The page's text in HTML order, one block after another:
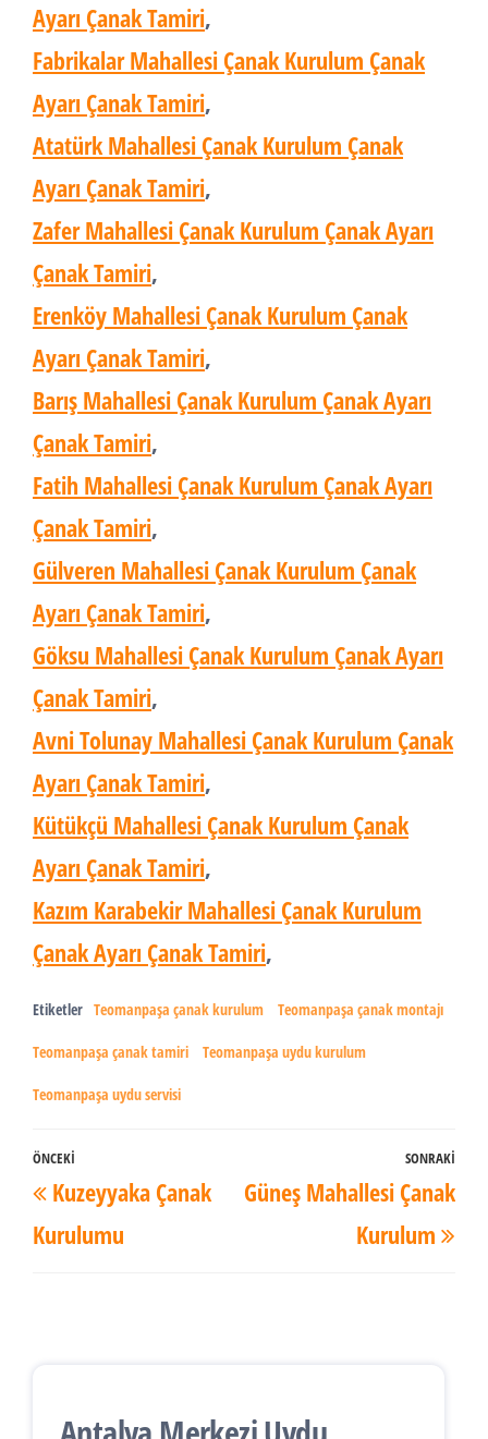
Ayarı Çanak Tamiri,
Fabrikalar Mahallesi Çanak Kurulum Çanak
Ayarı Çanak Tamiri,
Atatürk Mahallesi Çanak Kurulum Çanak
Ayarı Çanak Tamiri,
Zafer Mahallesi Çanak Kurulum Çanak Ayarı
Çanak Tamiri,
Erenköy Mahallesi Çanak Kurulum Çanak
Ayarı Çanak Tamiri,
Barış Mahallesi Çanak Kurulum Çanak Ayarı
Çanak Tamiri,
Fatih Mahallesi Çanak Kurulum Çanak Ayarı
Çanak Tamiri,
Gülveren Mahallesi Çanak Kurulum Çanak
Ayarı Çanak Tamiri,
Göksu Mahallesi Çanak Kurulum Çanak Ayarı
Çanak Tamiri,
Avni Tolunay Mahallesi Çanak Kurulum Çanak
Ayarı Çanak Tamiri,
Kütükçü Mahallesi Çanak Kurulum Çanak
Ayarı Çanak Tamiri,
Kazım Karabekir Mahallesi Çanak Kurulum
Çanak Ayarı Çanak Tamiri,
Etiketler Teomanpaşa çanak kurulum Teomanpaşa çanak montajı
Teomanpaşa çanak tamiri Teomanpaşa uydu kurulum
Teomanpaşa uydu servisi
Yazı
dolaşımı
Önceki
Yazı
ÖNCEKI
Kuzeyyaka Çanak
Kurulumu
Yazı
SONRAKI
Güneş Mahallesi Çanak
Kurulum